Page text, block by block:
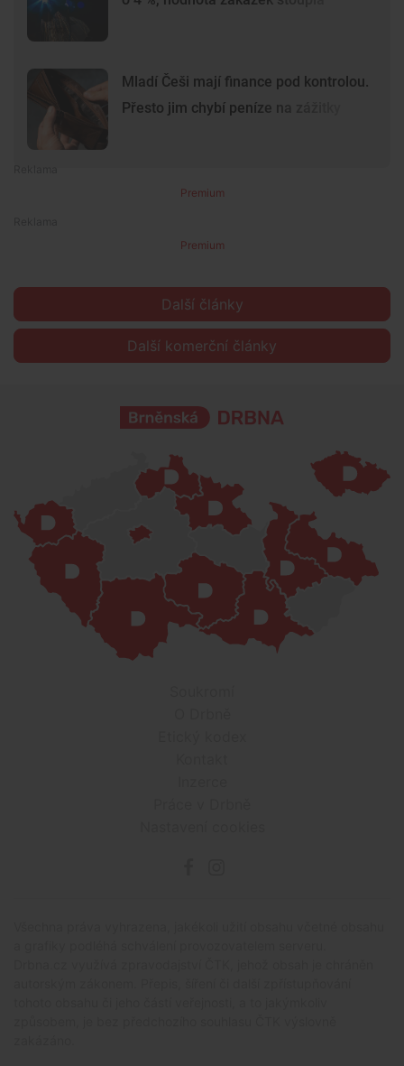
Mladí Češi mají finance pod kontrolou.
Přesto jim chybí peníze na zážitky
Premium
Premium
Další články
Další komerční články